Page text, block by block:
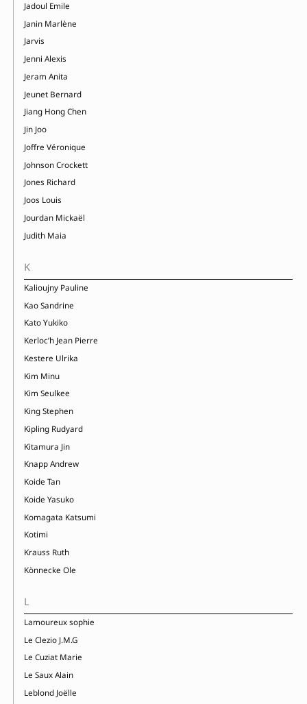
Jadoul Emile
Janin Marlène
Jarvis
Jenni Alexis
Jeram Anita
Jeunet Bernard
Jiang Hong Chen
Jin Joo
Joffre Véronique
Johnson Crockett
Jones Richard
Joos Louis
Jourdan Mickaël
Judith Maia
K
Kalioujny Pauline
Kao Sandrine
Kato Yukiko
Kerloc’h Jean Pierre
Kestere Ulrika
Kim Minu
Kim Seulkee
King Stephen
Kipling Rudyard
Kitamura Jin
Knapp Andrew
Koide Tan
Koide Yasuko
Komagata Katsumi
Kotimi
Krauss Ruth
Könnecke Ole
L
Lamoureux sophie
Le Clezio J.M.G
Le Cuziat Marie
Le Saux Alain
Leblond Joëlle